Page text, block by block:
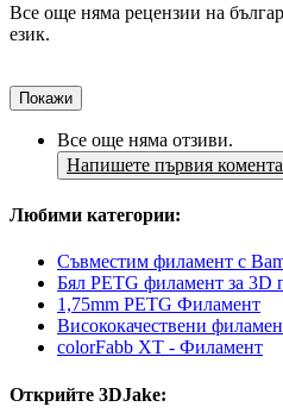
Все още няма рецензии на
език.
Покажи
Все още няма отзиви.
Напишете първия
Любими категории:
Съвместим филамент с
Бял PETG филамент за 3D
1,75mm PETG Филамент
Висококачествени
colorFabb XT - Филамент
Открийте 3DJake: